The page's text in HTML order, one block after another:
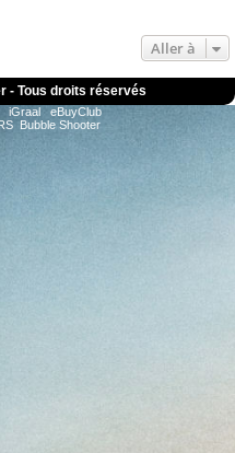
Aller à
- Tous droits réservés
iGraal
eBuyClub
Bubble Shooter